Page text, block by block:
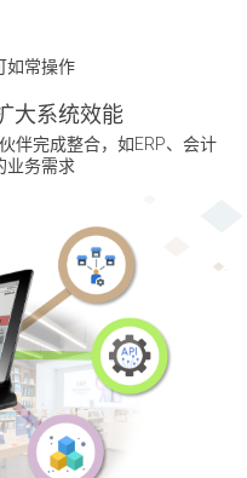
如常操作
大系统效能
伴完成整合，如ERP、会计
业务需求